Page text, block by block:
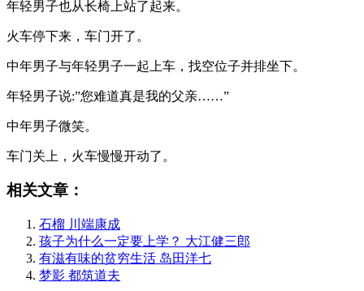
年轻男子也从长椅上站了起来。
火车停下来，车门开了。
中年男子与年轻男子一起上车，找空位子并排坐下。
年轻男子说:”您难道真是我的父亲……”
中年男子微笑。
车门关上，火车慢慢开动了。
相关文章：
石榴 川端康成
孩子为什么一定要上学？ 大江健三郎
有滋有味的贫穷生活 岛田洋七
梦影 都筑道夫